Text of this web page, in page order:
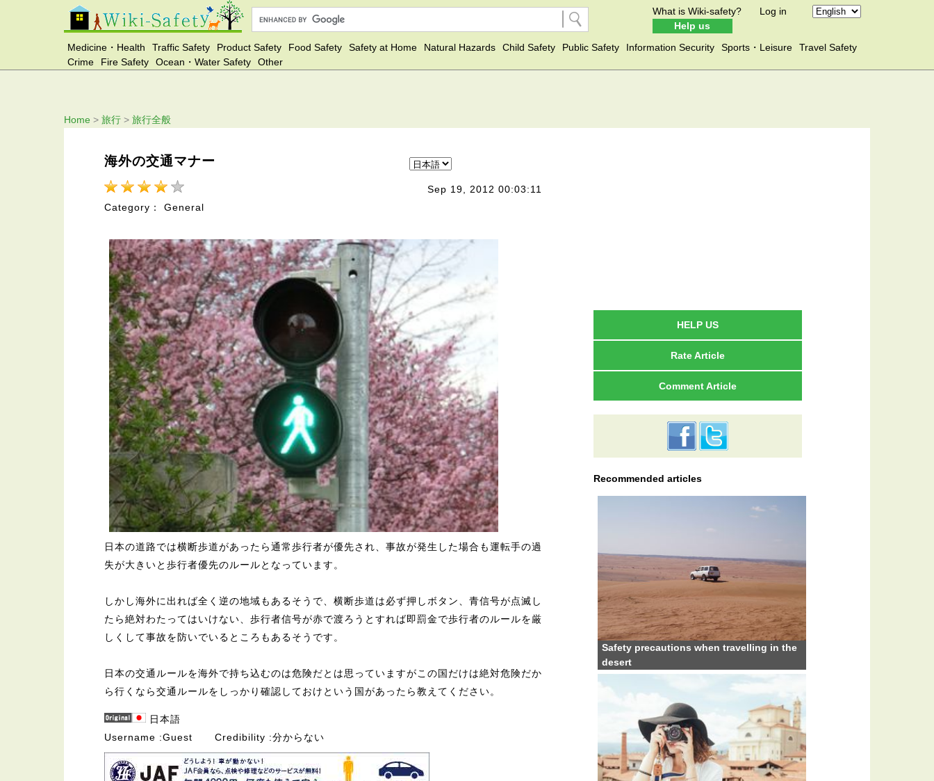
What is Wiki-safety?
Help us
Log in
Medicine・Health Traffic Safety Product Safety Food Safety Safety at Home Natural Hazards Child Safety Public Safety Information Security Sports・Leisure
Travel Safety
Crime
Fire Safety Ocean・Water Safety Other
Home > 旅行 > 旅行全般
海外の交通マナー
Sep 19, 2012 00:03:11
Category： General
日本の道路では横断歩道があったら通常歩行者が優先され、事故が発生した場合も運転手の過
失が大きいと歩行者優先のルールとなっています。
しかし海外に出れば全く逆の地域もあるそうで、横断歩道は必ず押しボタン、青信号が点滅し
たら絶対わたってはいけない、歩行者信号が赤で渡ろうとすれば即罰金で歩行者のルールを厳
しくして事故を防いでいるところもあるそうです。
日本の交通ルールを海外で持ち込むのは危険だとは思っていますがこの国だけは絶対危険だか
ら行くなら交通ルールをしっかり確認しておけという国があったら教えてください。
日本語
Username
Guest Credibility 分からない
HELP US
Rate Article
Comment Article
Recommended articles
Safety precautions when travelling in the
desert